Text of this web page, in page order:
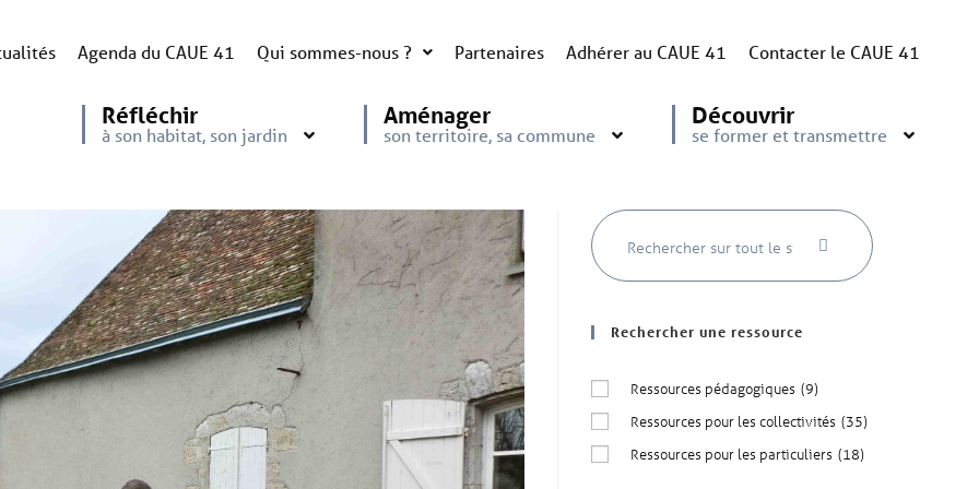
Agenda du CAUE 41 Qui sommes-nous ? Partenaires Adhérer au CAUE 41 Contacter le CAUE 41
Réfléchir
à son habitat, son jardin
Aménager
son territoire, sa commune
Découvrir
se former et transmettre
Rechercher une ressource
Ressources pédagogiques (9)
Ressources pour les collectivités (35)
Ressources pour les particuliers (18)